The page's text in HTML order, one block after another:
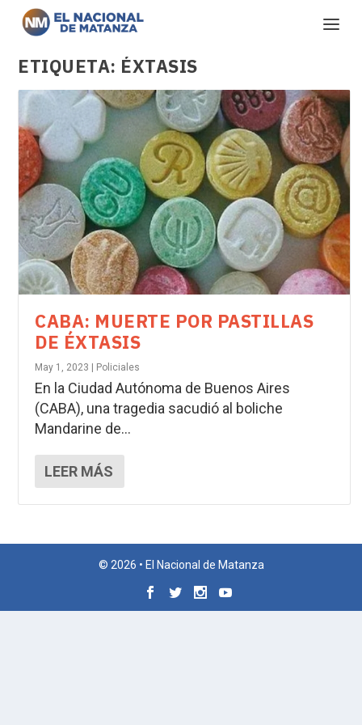
ETIQUETA: ÉXTASIS
CABA: MUERTE POR PASTILLAS
DE ÉXTASIS
May 1, 2023 Policiales
En la Ciudad Autónoma de Buenos Aires
(CABA), una tragedia sacudió al boliche
Mandarine de...
LEER MÁS
© 2026 • El Nacional de Matanza